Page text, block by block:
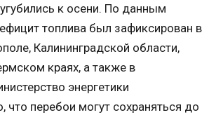
к осени. По данным
топлива был зафиксирован в
Калининградской области,
краях, а также в
энергетики
что перебои могут сохраняться до